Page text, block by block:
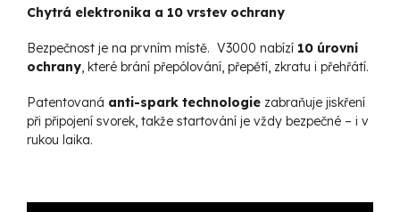
Chytrá elektronika a 10 vrstev ochrany
Bezpečnost je na prvním místě. V3000 nabízí 10 úrovní
ochrany, které brání přepólování, přepětí, zkratu i přehřátí.
Patentovaná anti-spark technologie zabraňuje jiskření
při připojení svorek, takže startování je vždy bezpečné – i v
rukou laika.